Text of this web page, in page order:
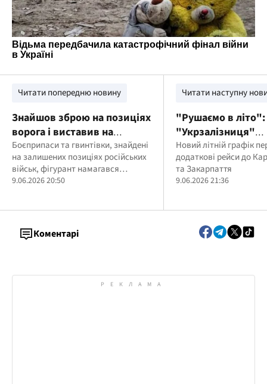
Читати попередню новину
Знайшов зброю на позиціях
ворога і виставив на
продаж — судитимуть
військовослужбовця з
Сумщини
Боєприпаси та гвинтівки, знайдені
на залишених позиціях російських
військ, фігурант намагався
продати за 2 тисячі доларів
9.06.2026 20:50
Читати наступну
"Рушаємо в літо":
"Укрзалізниця"
кардинально
розклад та
рейси
Новий літній графік
додаткові рейси до
та Закарпаття
9.06.2026 21:36
Коментарі